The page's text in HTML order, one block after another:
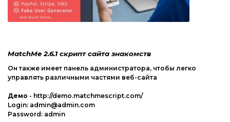
Другие CMS
Другие шаблоны
MatchMe 2.6.1 скрипт сайта знакомств
Он также имеет панель администратора, чтобы легко
управлять различными частями веб-сайта
Демо - http://demo.matchmescript.com/
Login: admin@admin.com
Password: admin